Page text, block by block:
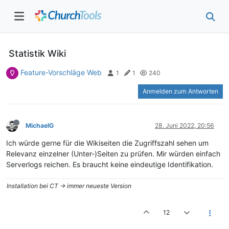
Statistik Wiki
Feature-Vorschläge Web 1 1 240
Anmelden zum Antworten
MichaelG 28. Juni 2022, 20:56
Ich würde gerne für die Wikiseiten die Zugriffszahl sehen um
Relevanz einzelner (Unter-)Seiten zu prüfen. Mir würden einfach
Serverlogs reichen. Es braucht keine eindeutige Identifikation.
Installation bei CT -> immer neueste Version
12